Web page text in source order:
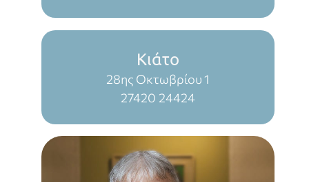
Κιάτο
28ης Οκτωβρίου 1
27420 24424